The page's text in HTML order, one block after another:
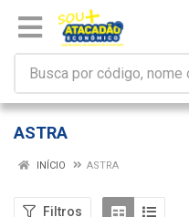
ASTRA
INÍCIO ASTRA
Filtros